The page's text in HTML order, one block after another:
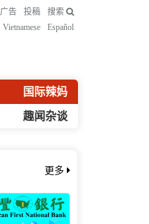
广告 投稿
搜索
Vietnamese Español
国际辣妈
趣闻杂谈
更多